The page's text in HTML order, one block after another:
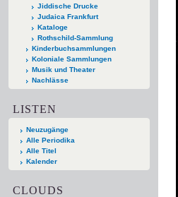
Jiddische Drucke
Judaica Frankfurt
Kataloge
Rothschild-Sammlung
Kinderbuchsammlungen
Koloniale Sammlungen
Musik und Theater
Nachlässe
LISTEN
Neuzugänge
Alle Periodika
Alle Titel
Kalender
CLOUDS